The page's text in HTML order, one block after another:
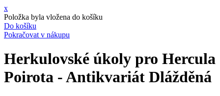
x
Položka byla vložena do košíku
Do košíku
Pokračovat v nákupu
Herkulovské úkoly pro Hercula
Poirota - Antikvariát Dlážděná